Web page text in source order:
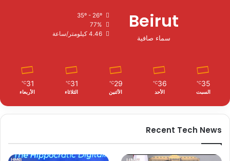
Beirut
سماء صافية
35º - 26º
77%
4.46 كيلومتر/ساعة
35
℃
السبت
36
℃
الأحد
29
℃
الأثنين
31
℃
الثلاثاء
31
℃
الأربعاء
Recent Tech News